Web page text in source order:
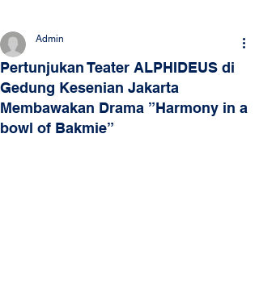
Pertunjukan Teater ALPHIDEUS di
Gedung Kesenian Jakarta
Membawakan Drama ”Harmony in a
bowl of Bakmie”
Admin